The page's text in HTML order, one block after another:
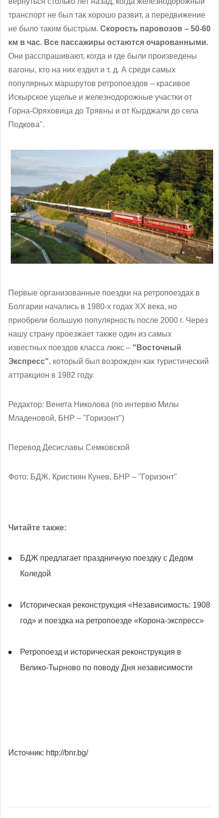
транспорт не был так хорошо развит, а передвижение
не было таким быстрым. Скорость паровозов – 50-60
км в час. Все пассажиры остаются очарованными.
Они расспрашивают, когда и где были произведены
вагоны, кто на них ездил и т. д. А среди самых
популярных маршрутов ретропоездов – красивое
Искырское ущелье и железнодорожные участки от
Горна-Оряховица до Трявны и от Кырджали до села
Подкова".
Первые организованные поездки на ретропоездах в
Болгарии начались в 1980-х годах ХХ века, но
приобрели большую популярность после 2000 г. Через
нашу страну проезжает также один из самых
известных поездов класса люкс – "Восточный
Экспресс", который был возрожден как туристический
аттракцион в 1982 году.
Редактор: Венета Николова (по интервю Милы
Младеновой, БНР – "Горизонт")
Перевод Десиславы Семковской
Фото: БДЖ, Кристиян Кунев, БНР – "Горизонт"
Читайте также:
БДЖ предлагает праздничную поездку с Дедом
Коледой
Историческая реконструкция «Независимость: 1908
год» и поездка на ретропоезде «Корона-экспресс»
Ретропоезд и историческая реконструкция в
Велико-Тырново по поводу Дня независимости
Источник: http://bnr.bg/